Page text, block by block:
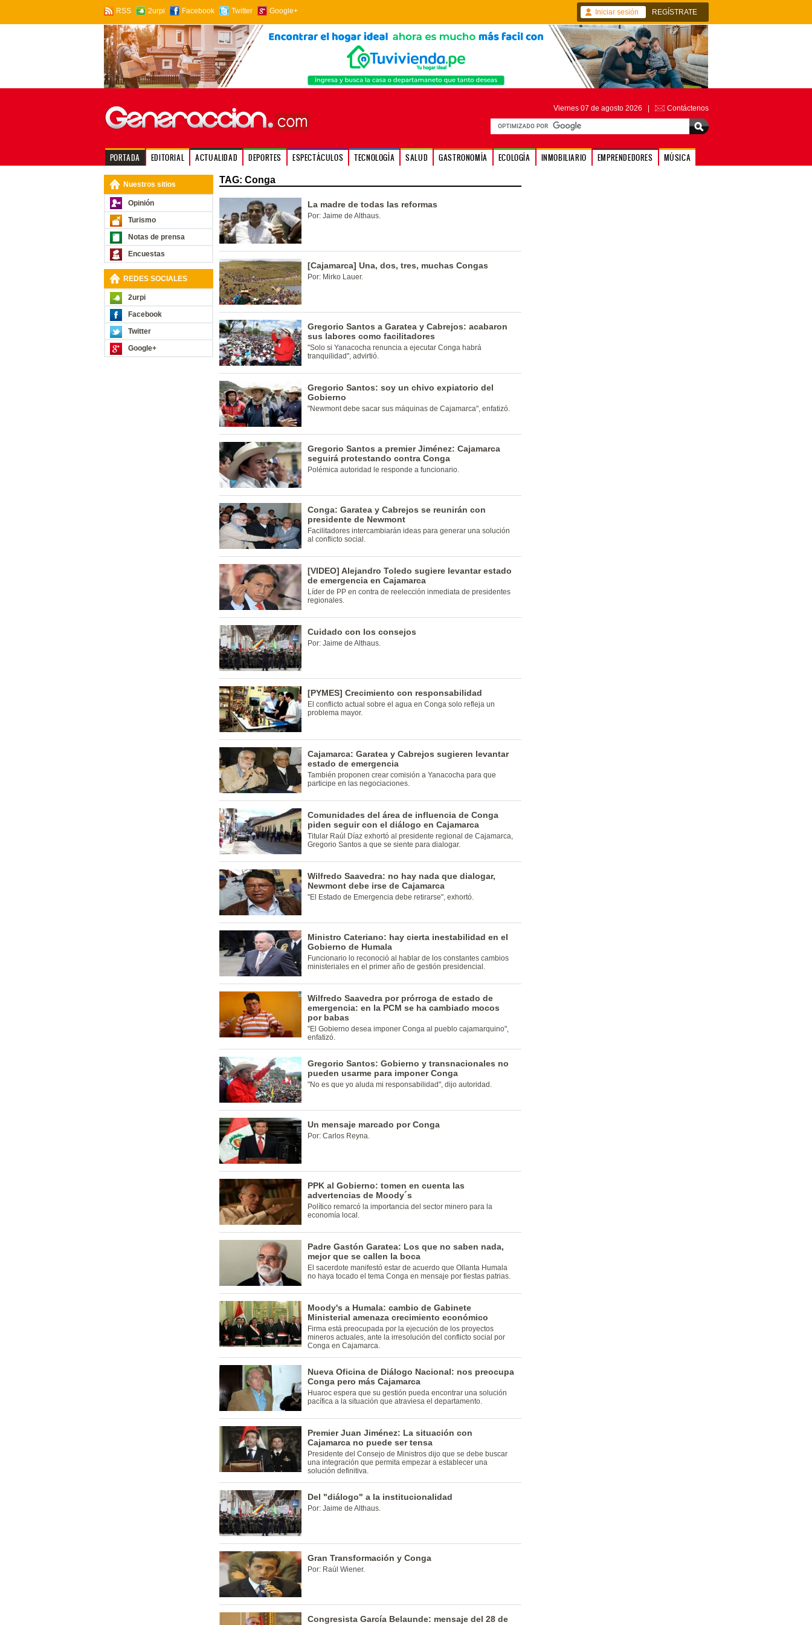
RSS 2urpi Facebook Twitter Google+ Iniciar sesión REGÍSTRATE
Viernes 07 de agosto 2026 | Contáctenos
PORTADA EDITORIAL ACTUALIDAD DEPORTES ESPECTÁCULOS TECNOLOGÍA SALUD GASTRONOMÍA ECOLOGÍA INMOBILIARIO EMPRENDEDORES MÚSICA
Nuestros sitios
Opinión
Turismo
Notas de prensa
Encuestas
REDES SOCIALES
2urpi
Facebook
Twitter
Google+
TAG: Conga
La madre de todas las reformas
Por: Jaime de Althaus.
[Cajamarca] Una, dos, tres, muchas Congas
Por: Mirko Lauer.
Gregorio Santos a Garatea y Cabrejos: acabaron
sus labores como facilitadores
"Solo si Yanacocha renuncia a ejecutar Conga habrá
tranquilidad", advirtió.
Gregorio Santos: soy un chivo expiatorio del
Gobierno
"Newmont debe sacar sus máquinas de Cajamarca", enfatizó.
Gregorio Santos a premier Jiménez: Cajamarca
seguirá protestando contra Conga
Polémica autoridad le responde a funcionario.
Conga: Garatea y Cabrejos se reunirán con
presidente de Newmont
Facilitadores intercambiarán ideas para generar una solución
al conflicto social.
[VIDEO] Alejandro Toledo sugiere levantar estado
de emergencia en Cajamarca
Líder de PP en contra de reelección inmediata de presidentes
regionales.
Cuidado con los consejos
Por: Jaime de Althaus.
[PYMES] Crecimiento con responsabilidad
El conflicto actual sobre el agua en Conga solo refleja un
problema mayor.
Cajamarca: Garatea y Cabrejos sugieren levantar
estado de emergencia
También proponen crear comisión a Yanacocha para que
participe en las negociaciones.
Comunidades del área de influencia de Conga
piden seguir con el diálogo en Cajamarca
Titular Raúl Díaz exhortó al presidente regional de Cajamarca,
Gregorio Santos a que se siente para dialogar.
Wilfredo Saavedra: no hay nada que dialogar,
Newmont debe irse de Cajamarca
"El Estado de Emergencia debe retirarse", exhortó.
Ministro Cateriano: hay cierta inestabilidad en el
Gobierno de Humala
Funcionario lo reconoció al hablar de los constantes cambios
ministeriales en el primer año de gestión presidencial.
Wilfredo Saavedra por prórroga de estado de
emergencia: en la PCM se ha cambiado mocos
por babas
"El Gobierno desea imponer Conga al pueblo cajamarquino",
enfatizó.
Gregorio Santos: Gobierno y transnacionales no
pueden usarme para imponer Conga
"No es que yo aluda mi responsabilidad", dijo autoridad.
Un mensaje marcado por Conga
Por: Carlos Reyna.
PPK al Gobierno: tomen en cuenta las
advertencias de Moody´s
Político remarcó la importancia del sector minero para la
economía local.
Padre Gastón Garatea: Los que no saben nada,
mejor que se callen la boca
El sacerdote manifestó estar de acuerdo que Ollanta Humala
no haya tocado el tema Conga en mensaje por fiestas patrias.
Moody's a Humala: cambio de Gabinete
Ministerial amenaza crecimiento económico
Firma está preocupada por la ejecución de los proyectos
mineros actuales, ante la irresolución del conflicto social por
Conga en Cajamarca.
Nueva Oficina de Diálogo Nacional: nos preocupa
Conga pero más Cajamarca
Huaroc espera que su gestión pueda encontrar una solución
pacífica a la situación que atraviesa el departamento.
Premier Juan Jiménez: La situación con
Cajamarca no puede ser tensa
Presidente del Consejo de Ministros dijo que se debe buscar
una integración que permita empezar a establecer una
solución definitiva.
Del "diálogo" a la institucionalidad
Por: Jaime de Althaus.
Gran Transformación y Conga
Por: Raúl Wiener.
Congresista García Belaunde: mensaje del 28 de